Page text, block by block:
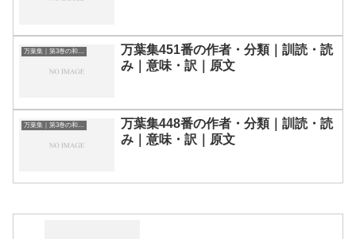
万葉集｜第3巻の和歌一覧
万葉集451番の作者・分類｜訓読・読
み｜意味・訳｜原文
万葉集448番の作者・分類｜訓読・読
み｜意味・訳｜原文